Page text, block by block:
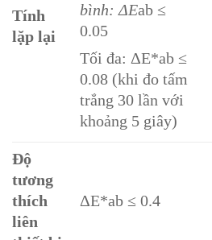
Tính
lặp lại
bình: ΔEab ≤
0.05
Tối đa: ΔE*ab ≤
0.08 (khi đo tấm
trắng 30 lần với
khoảng 5 giây)
Độ
tương
thích
liên
ΔE*ab ≤ 0.4